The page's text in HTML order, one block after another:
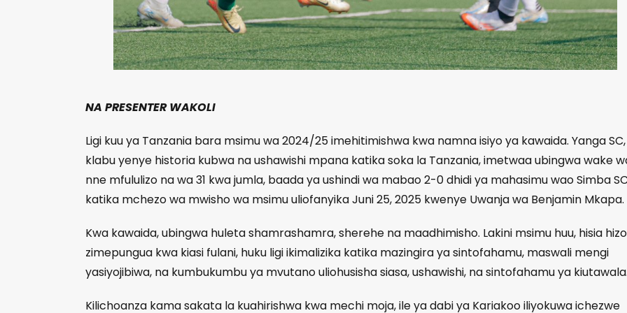
NA PRESENTER WAKOLI
Ligi kuu ya Tanzania bara msimu wa 2024/25 imehitimishwa kwa namna isiyo ya kawaida. Yanga SC,
klabu yenye historia kubwa na ushawishi mpana katika soka la Tanzania, imetwaa ubingwa wake
nne mfululizo na wa 31 kwa jumla, baada ya ushindi wa mabao 2-0 dhidi ya mahasimu wao Simba SC
katika mchezo wa mwisho wa msimu uliofanyika Juni 25, 2025 kwenye Uwanja wa Benjamin Mkapa.
Kwa kawaida, ubingwa huleta shamrashamra, sherehe na maadhimisho. Lakini msimu huu, hisia hizo
zimepungua kwa kiasi fulani, huku ligi ikimalizika katika mazingira ya sintofahamu, maswali mengi
yasiyojibiwa, na kumbukumbu ya mvutano uliohusisha siasa, ushawishi, na sintofahamu ya kiutawala.
Kilichoanza kama sakata la kuahirishwa kwa mechi moja, ile ya dabi ya Kariakoo iliyokuwa ichezwe